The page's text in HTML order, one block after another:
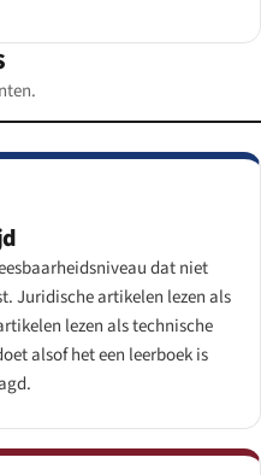
dat niet
Juridische artikelen lezen als
lezen als technische
alsof het een leerboek is